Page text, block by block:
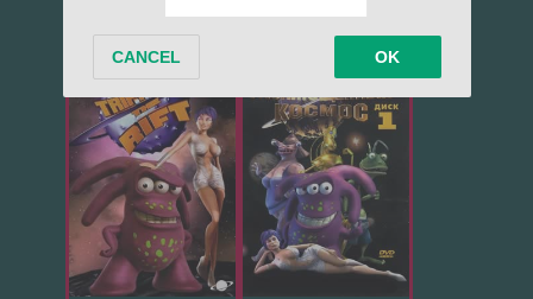
Улетный TRIP Расплющенный...